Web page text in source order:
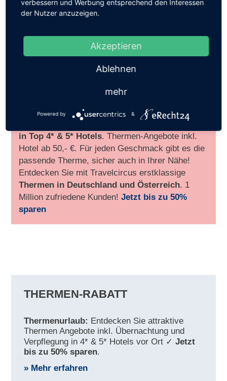
Auszeit und entdecken Sie attraktiveThermen
Angebote inkl. Übernachtung und Verpflegung
in Top 4* & 5* Hotels. Thermen-Angebote inkl.
Hotel ab 50,- €. Für jeden Geschmack gibt es die
passende Therme, sicher auch in Ihrer Nähe!
Entdecken Sie mit Travelcircus erstklassige
Thermen in Deutschland und Österreich. 1
Million zufriedene Kunden!Jetzt bis zu 50%
sparen
THERMEN-RABATT
Thermenurlaub: Entdecken Sie attraktive
Thermen Angebote inkl. Übernachtung und
Verpflegung in 4* & 5* Hotels vor Ort ✓Jetzt
bis zu 50% sparen.
» Mehr erfahren
verbessern und Werbung entsprechend den Interessen
der Nutzer anzuzeigen.
Akzeptieren
Ablehnen
mehr
Powered by &